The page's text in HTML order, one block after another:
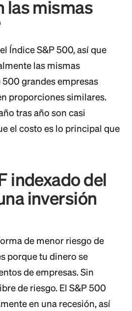
las mismas
Índice S&P 500, así que
las mismas
grandes empresas
proporciones similares.
tras año son casi
el costo es lo principal que
indexado del
inversión
de menor riesgo de
porque tu dinero se
de empresas. Sin
de riesgo. El S&P 500
en una recesión, así